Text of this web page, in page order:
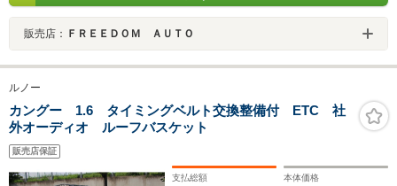
販売店： ＦＲＥＥＤＯＭ ＡＵＴＯ
ルノー
カングー 1.6 タイミングベルト交換整備付 ETC 社
外オーディオ ルーフバスケット
販売店保証
支払総額 本体価格